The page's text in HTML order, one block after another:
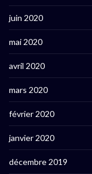
juin 2020
mai 2020
avril 2020
mars 2020
février 2020
janvier 2020
décembre 2019